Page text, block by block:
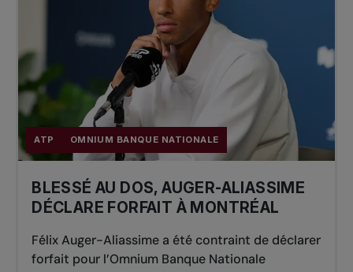
ATP OMNIUM BANQUE NATIONALE
BLESSÉ AU DOS, AUGER-ALIASSIME
DÉCLARE FORFAIT À MONTRÉAL
Félix Auger-Aliassime a été contraint de déclarer
forfait pour l’Omnium Banque Nationale